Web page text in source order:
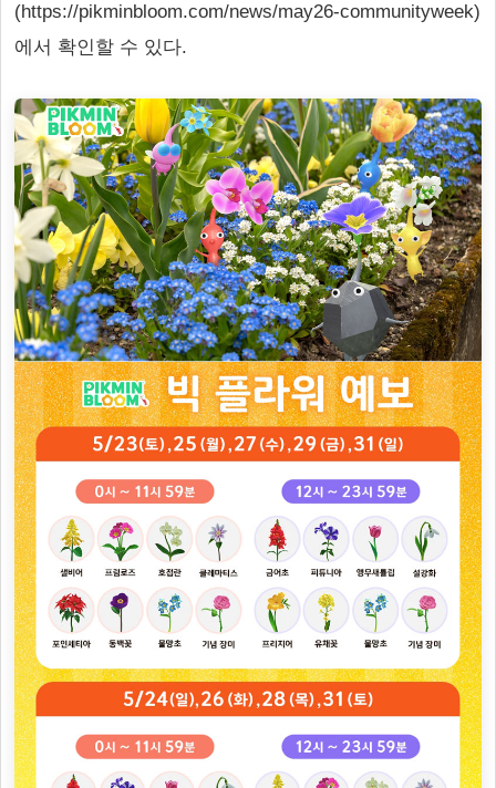
(https://pikminbloom.com/news/may26-communityweek)
에서 확인할 수 있다.